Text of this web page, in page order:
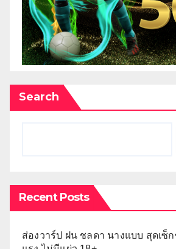
Search
Recent Posts
ส่องวาร์ป ฝน ชลดา นางแบบ สุดเซ็